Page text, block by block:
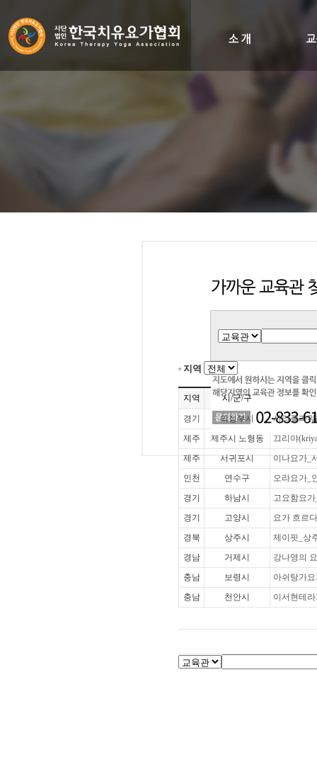
지역
지역 시/군/구
경기 의정부시
사라플라
제주
제주시 노형동
끄리야
제주
서귀포시
이나요가_
인천
연수구
오라요가_
경기
하남시
고요함요
경기
고양시
요가 흐르
경북
상주시
제이핏_상
경남
거제시
강나영의
충남
보령시
아쉬탕가
충남
천안시 이서현테